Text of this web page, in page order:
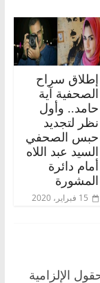
إطلاق سراح
الصحفية آية
حامد.. وأول
نظر لتجديد
حبس الصحفي
السيد عبد اللاه
أمام دائرة
المشورة
15 فبراير، 2020
الإلزامية